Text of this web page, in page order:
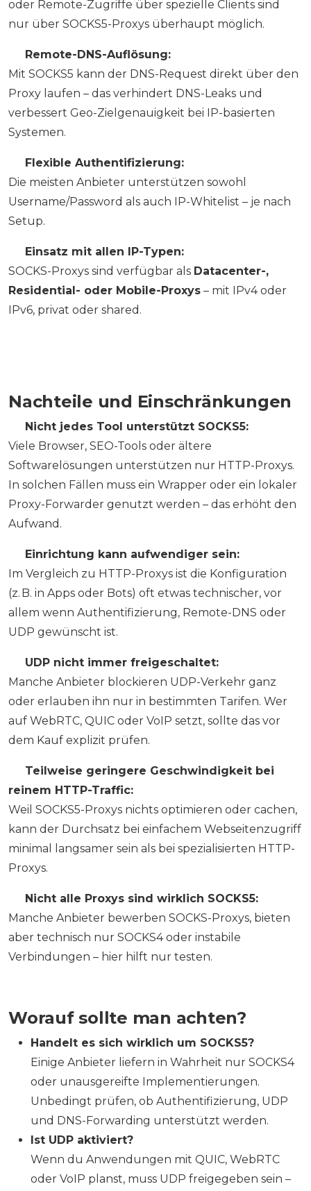
oder Remote-Zugriffe über spezielle Clients sind
nur über SOCKS5-Proxys überhaupt möglich.
Remote-DNS-Auflösung:
Mit SOCKS5 kann der DNS-Request direkt über den
Proxy laufen – das verhindert DNS-Leaks und
verbessert Geo-Zielgenauigkeit bei IP-basierten
Systemen.
Flexible Authentifizierung:
Die meisten Anbieter unterstützen sowohl
Username/Password als auch IP-Whitelist – je nach
Setup.
Einsatz mit allen IP-Typen:
SOCKS-Proxys sind verfügbar als Datacenter-,
Residential- oder Mobile-Proxys – mit IPv4 oder
IPv6, privat oder shared.
Nachteile und Einschränkungen
Nicht jedes Tool unterstützt SOCKS5:
Viele Browser, SEO-Tools oder ältere
Softwarelösungen unterstützen nur HTTP-Proxys.
In solchen Fällen muss ein Wrapper oder ein lokaler
Proxy-Forwarder genutzt werden – das erhöht den
Aufwand.
Einrichtung kann aufwendiger sein:
Im Vergleich zu HTTP-Proxys ist die Konfiguration
(z. B. in Apps oder Bots) oft etwas technischer, vor
allem wenn Authentifizierung, Remote-DNS oder
UDP gewünscht ist.
UDP nicht immer freigeschaltet:
Manche Anbieter blockieren UDP-Verkehr ganz
oder erlauben ihn nur in bestimmten Tarifen. Wer
auf WebRTC, QUIC oder VoIP setzt, sollte das vor
dem Kauf explizit prüfen.
Teilweise geringere Geschwindigkeit bei
reinem HTTP-Traffic:
Weil SOCKS5-Proxys nichts optimieren oder cachen,
kann der Durchsatz bei einfachem Webseitenzugriff
minimal langsamer sein als bei spezialisierten HTTP-
Proxys.
Nicht alle Proxys sind wirklich SOCKS5:
Manche Anbieter bewerben SOCKS-Proxys, bieten
aber technisch nur SOCKS4 oder instabile
Verbindungen – hier hilft nur testen.
Worauf sollte man achten?
Handelt es sich wirklich um SOCKS5?
Einige Anbieter liefern in Wahrheit nur SOCKS4
oder unausgereifte Implementierungen.
Unbedingt prüfen, ob Authentifizierung, UDP
und DNS-Forwarding unterstützt werden.
Ist UDP aktiviert?
Wenn du Anwendungen mit QUIC, WebRTC
oder VoIP planst, muss UDP freigegeben sein –